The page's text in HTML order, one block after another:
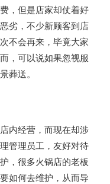
，但是店家却仗着好
劣，不少新顾客到店
不会再来，毕竟大家
，可以说如果忽视服
葬送。
内经营，而现在却涉
管理员工，友好对待
，很多火锅店的老板
如何去维护，从而导